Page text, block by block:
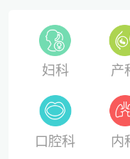
妇科 产
口腔科 内